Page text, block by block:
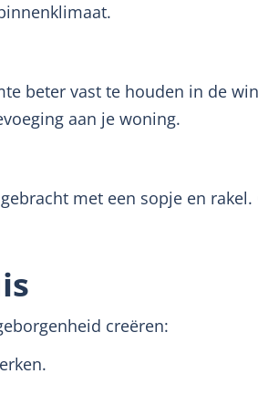
beter vast te houden in de
aan je woning.
met een sopje en
creëren: